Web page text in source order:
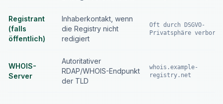
Registrant
(falls
öffentlich)
Inhaberkontakt, wenn
die Registry nicht
redigiert
Oft durch DSGVO-
Privatsphäre
WHOIS-
Server
Autoritativer
RDAP/WHOIS-Endpunkt
der TLD
whois.example-
registry.net